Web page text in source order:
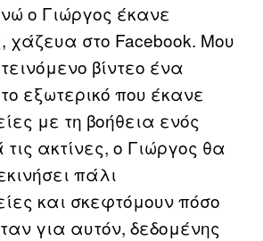
ο Γιώργος έκανε
χάζευα στο Facebook. Μου
βίντεο ένα
εξωτερικό που έκανε
με τη βοήθεια ενός
ακτίνες, ο Γιώργος θα
πάλι
και σκεφτόμουν πόσο
για αυτόν, δεδομένης